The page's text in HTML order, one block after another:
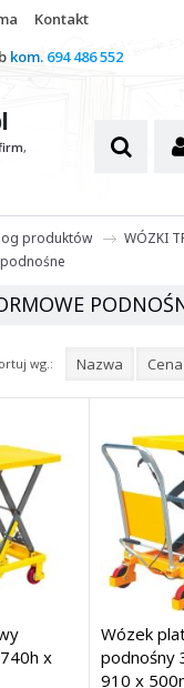
Kontakt
kom. 694 486 552
,
produktów
WÓZKI
wg.: Nazwa Cena
x
Wózek
podnośny
910 x